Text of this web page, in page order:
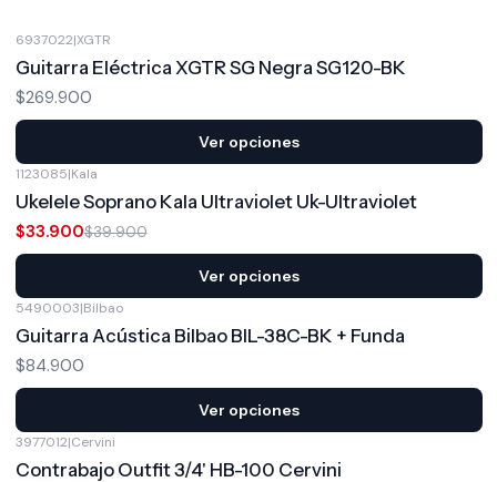
6937022|XGTR
Guitarra Eléctrica XGTR SG Negra SG120-BK
$269.900
Ver opciones
1123085|Kala
Ukelele Soprano Kala Ultraviolet Uk-Ultraviolet
$33.900$39.900
Ver opciones
5490003|Bilbao
Guitarra Acústica Bilbao BIL-38C-BK + Funda
$84.900
Ver opciones
3977012|Cervini
Contrabajo Outfit 3/4' HB-100 Cervini